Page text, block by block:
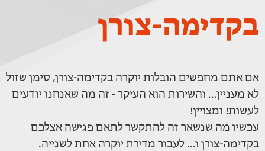
בקדימה-צורן
אם אתם מחפשים הובלות יוקרה בקדימה-צורן, סימן שזול
לא מעניין... והשירות הוא העיקר - זה מה שאנחנו יודעים
לעשות! ומצויין!
עכשיו מה שנשאר זה להתקשר לתאם פגישה אצלכם
בקדימה-צורן ו... לעבור מדירת יוקרה אחת לשנייה.